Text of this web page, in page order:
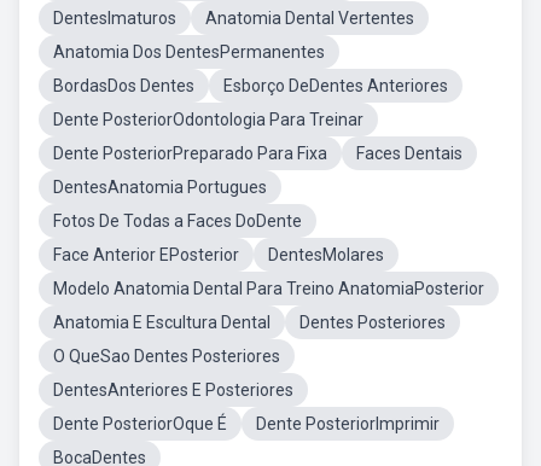
DentesImaturos
Anatomia Dental Vertentes
Anatomia Dos DentesPermanentes
BordasDos Dentes
Esborço DeDentes Anteriores
Dente PosteriorOdontologia Para Treinar
Dente PosteriorPreparado Para Fixa
Faces Dentais
DentesAnatomia Portugues
Fotos De Todas a Faces DoDente
Face Anterior EPosterior
DentesMolares
Modelo Anatomia Dental Para Treino AnatomiaPosterior
Anatomia E Escultura Dental
Dentes Posteriores
O QueSao Dentes Posteriores
DentesAnteriores E Posteriores
Dente PosteriorOque É
Dente PosteriorImprimir
BocaDentes